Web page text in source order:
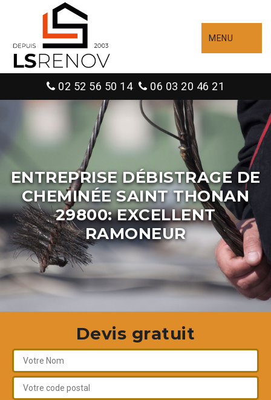
MENU
02 52 56 50 14 06 03 20 46 21
ENTREPRISE DÉBISTRAGE DE
CHEMINÉE SAINT THONAN
29800: EXCELLENT
RAMONEUR
Devis gratuit